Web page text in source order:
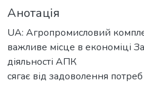
Анотація
UA: Агропромисловий
важливе місце в економіці
діяльності АПК
сягає від задоволення